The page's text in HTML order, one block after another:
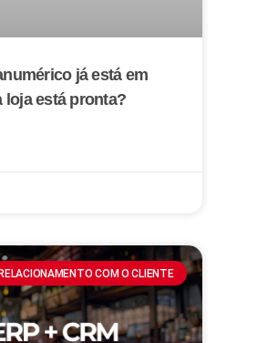
já está em
loja está pronta?
COM O CLIENTE